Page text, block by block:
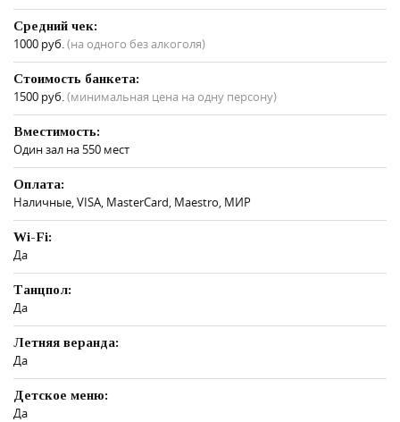
Средний чек:
1000 руб.(на одного без алкоголя)
Стоимость банкета:
1500 руб.(минимальная цена на одну персону)
Вместимость:
Один зал на 550 мест
Оплата:
Наличные, VISA, MasterCard, Maestro, МИР
Wi-Fi:
Да
Танцпол:
Да
Летняя веранда:
Да
Детское меню:
Да